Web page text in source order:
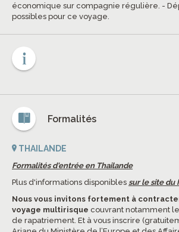
économique sur compagnie régulière. -
possibles pour ce voyage.
Formalités
THAILANDE
Formalités d'entrée en Thailande
Plus d'informations disponibles sur le site du
Nous vous invitons fortement à
voyage multirisque couvrant notamment
de rapatriement. Et à vous inscrire